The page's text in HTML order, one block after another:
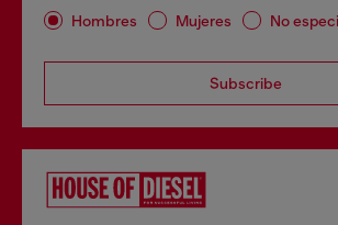
Hombres Mujeres No
Subscribe